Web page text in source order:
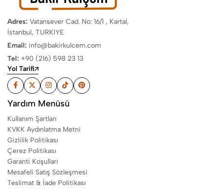
Adres: Vatansever Cad. No: 16/1 , Kartal,
İstanbul, TURKIYE
Email: info@bakirkulcem.com
Tel: +90 (216) 598 23 13
Yol Tarifi
Yardım Menüsü
Kullanım Şartları
KVKK Aydınlatma Metni
Gizlilik Politikası
Çerez Politikası
Garanti Koşulları
Mesafeli Satış Sözleşmesi
Teslimat & İade Politikası